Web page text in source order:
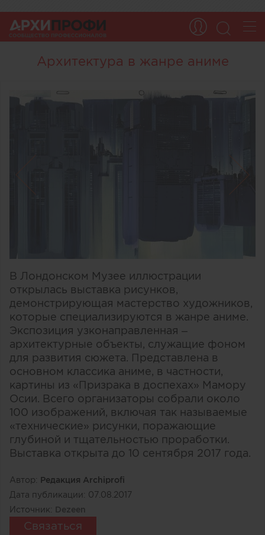
Архитектура в жанре аниме
В Лондонском Музее иллюстрации
открылась выставка рисунков,
демонстрирующая мастерство художников,
которые специализируются в жанре аниме.
Экспозиция узконаправленная –
архитектурные объекты, служащие фоном
для развития сюжета. Представлена в
основном классика аниме, в частности,
картины из «Призрака в доспехах» Мамору
Осии. Всего организаторы собрали около
100 изображений, включая так называемые
«технические» рисунки, поражающие
глубиной и тщательностью проработки.
Выставка открыта до 10 сентября 2017 года.
Автор: Редакция Archiprofi
Дата публикации: 07.08.2017
Источник: Dezeen
Связаться